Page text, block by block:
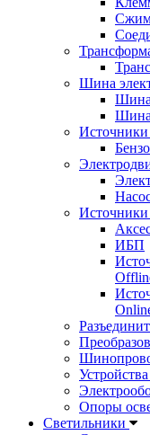
Шина
Шина
Шина
Источники
Источники
ИБП
Опоры
Светильники